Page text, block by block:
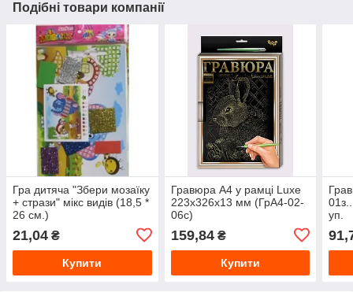
Подібні товари компанії
Гра дитяча "Збери мозаїку
+ стрази" мікс видів (18,5 *
26 см.)
21,04 ₴
Купити
Гравюра A4 у рамці Luxe
223x326x13 мм (ГрА4-02-
06с)
159,84₴
Купити
уп.